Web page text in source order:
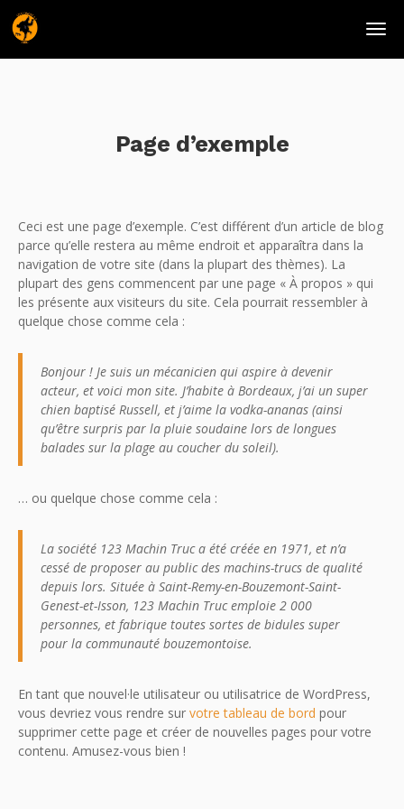
Page d’exemple
Ceci est une page d’exemple. C’est différent d’un article de blog
parce qu’elle restera au même endroit et apparaîtra dans la
navigation de votre site (dans la plupart des thèmes). La
plupart des gens commencent par une page « À propos » qui
les présente aux visiteurs du site. Cela pourrait ressembler à
quelque chose comme cela :
Bonjour ! Je suis un mécanicien qui aspire à devenir
acteur, et voici mon site. J’habite à Bordeaux, j’ai un super
chien baptisé Russell, et j’aime la vodka-ananas (ainsi
qu’être surpris par la pluie soudaine lors de longues
balades sur la plage au coucher du soleil).
… ou quelque chose comme cela :
La société 123 Machin Truc a été créée en 1971, et n’a
cessé de proposer au public des machins-trucs de qualité
depuis lors. Située à Saint-Remy-en-Bouzemont-Saint-
Genest-et-Isson, 123 Machin Truc emploie 2 000
personnes, et fabrique toutes sortes de bidules super
pour la communauté bouzemontoise.
En tant que nouvel·le utilisateur ou utilisatrice de WordPress,
vous devriez vous rendre sur votre tableau de bord pour
supprimer cette page et créer de nouvelles pages pour votre
contenu. Amusez-vous bien !